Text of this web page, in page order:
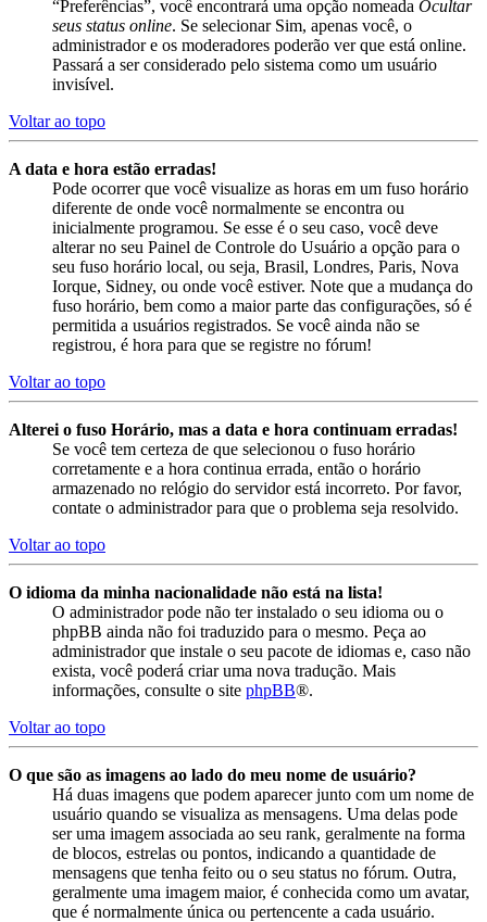
“Preferências”, você encontrará uma opção nomeada Ocultar
seus status online. Se selecionar Sim, apenas você, o
administrador e os moderadores poderão ver que está online.
Passará a ser considerado pelo sistema como um usuário
invisível.
Voltar ao topo
A data e hora estão erradas!
Pode ocorrer que você visualize as horas em um fuso horário
diferente de onde você normalmente se encontra ou
inicialmente programou. Se esse é o seu caso, você deve
alterar no seu Painel de Controle do Usuário a opção para o
seu fuso horário local, ou seja, Brasil, Londres, Paris, Nova
Iorque, Sidney, ou onde você estiver. Note que a mudança do
fuso horário, bem como a maior parte das configurações, só é
permitida a usuários registrados. Se você ainda não se
registrou, é hora para que se registre no fórum!
Voltar ao topo
Alterei o fuso Horário, mas a data e hora continuam erradas!
Se você tem certeza de que selecionou o fuso horário
corretamente e a hora continua errada, então o horário
armazenado no relógio do servidor está incorreto. Por favor,
contate o administrador para que o problema seja resolvido.
Voltar ao topo
O idioma da minha nacionalidade não está na lista!
O administrador pode não ter instalado o seu idioma ou o
phpBB ainda não foi traduzido para o mesmo. Peça ao
administrador que instale o seu pacote de idiomas e, caso não
exista, você poderá criar uma nova tradução. Mais
informações, consulte o site phpBB®.
Voltar ao topo
O que são as imagens ao lado do meu nome de usuário?
Há duas imagens que podem aparecer junto com um nome de
usuário quando se visualiza as mensagens. Uma delas pode
ser uma imagem associada ao seu rank, geralmente na forma
de blocos, estrelas ou pontos, indicando a quantidade de
mensagens que tenha feito ou o seu status no fórum. Outra,
geralmente uma imagem maior, é conhecida como um avatar,
que é normalmente única ou pertencente a cada usuário.